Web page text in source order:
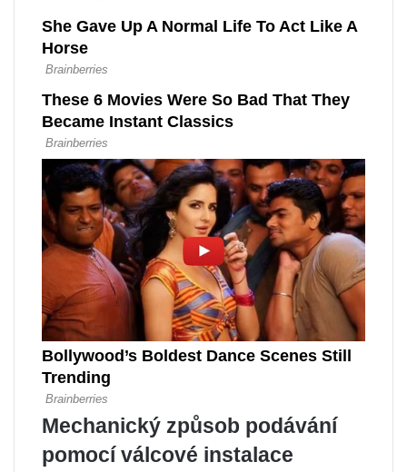
Mechanický způsob podávání
pomocí válcové instalace